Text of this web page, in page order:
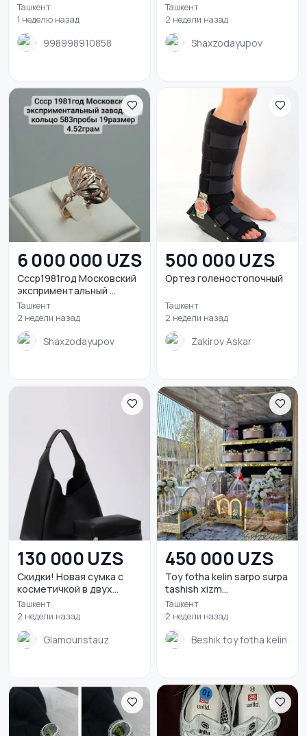
Ташкент
1 неделю назад
998998910858
Ташкент
2 недели назад
Shaxzodayupov
6 000 000 UZS
Ссср1981год Московский
эксприментальный ...
Ташкент
2 недели назад
Shaxzodayupov
500 000 UZS
Ортез голеностопочный
Ташкент
2 недели назад
Zakirov Askar
130 000 UZS
Скидки! Новая сумка с
косметичкой в двух...
Ташкент
2 недели назад
Glamouristauz
450 000 UZS
Toy fotha kelin sarpo surpa
tashish xizm...
Ташкент
2 недели назад
Beshik toy fotha kelin